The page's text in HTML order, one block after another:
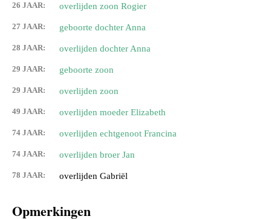
26 JAAR: overlijden zoon Rogier
27 JAAR: geboorte dochter Anna
28 JAAR: overlijden dochter Anna
29 JAAR: geboorte zoon
29 JAAR: overlijden zoon
49 JAAR: overlijden moeder Elizabeth
74 JAAR: overlijden echtgenoot Francina
74 JAAR: overlijden broer Jan
78 JAAR: overlijden Gabriël
Opmerkingen